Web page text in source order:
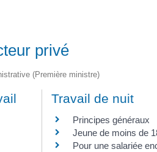
privé
(Première ministre)
Travail de nuit
Principes généraux
Jeune de moins de
Pour une salariée